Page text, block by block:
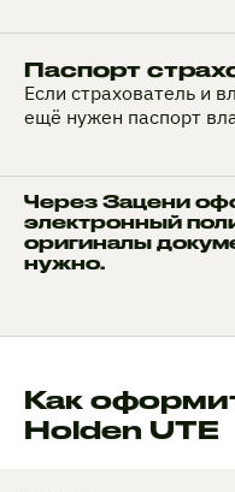
Паспорт
Если страхователь и
ещё нужен паспорт
Через Зацени
электронный
оригиналы
нужно.
Как
Holden UTE